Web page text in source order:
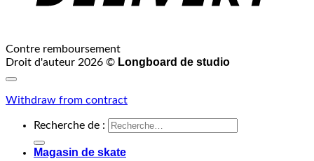
Contre remboursement
Droit d'auteur 2026 © Longboard de studio
Withdraw from contract
Recherche de :
Magasin de skate